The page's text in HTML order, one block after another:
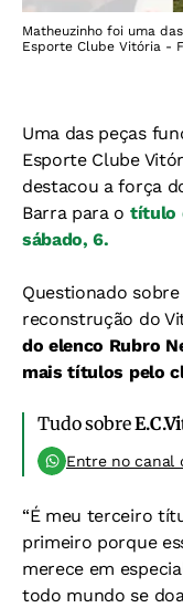
Matheuzinho foi uma
Esporte Clube Vitória -
Uma das peças
Esporte Clube
destacou a força
Barra para o título
sábado, 6.
Questionado sobre
reconstrução do
do elenco Rubro
mais títulos pelo
Tudo sobre
Entre no canal
“É meu terceiro
primeiro porque
merece em
todo mundo se